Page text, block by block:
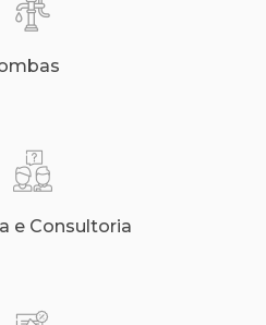
e Consultoria